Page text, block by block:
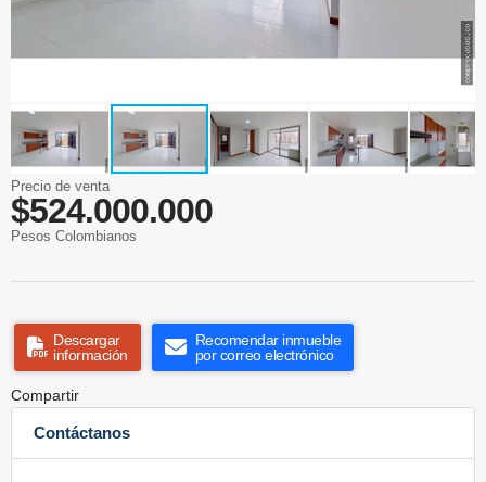
Precio de venta
$524.000.000
Pesos Colombianos
Descargar
información
Recomendar inmueble
por correo electrónico
Compartir
Contáctanos